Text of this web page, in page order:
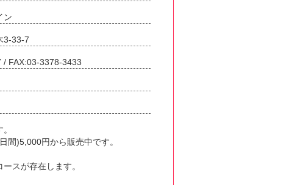
ン
3-33-7
/ FAX:03-3378-3433
間)5,000円から販売中です。
スが存在します。